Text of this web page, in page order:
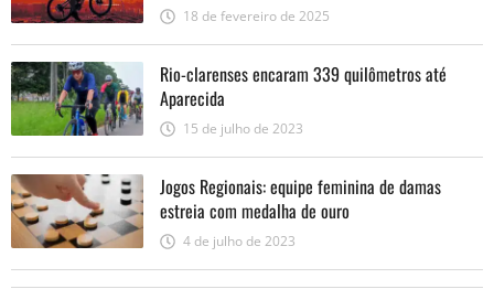
18 de fevereiro de 2025
Rio-clarenses encaram 339 quilômetros até
Aparecida
15 de julho de 2023
Jogos Regionais: equipe feminina de damas
estreia com medalha de ouro
4 de julho de 2023